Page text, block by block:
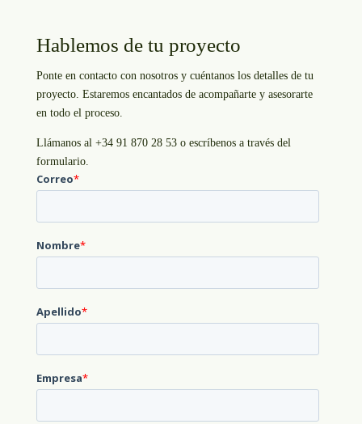
Hablemos de tu proyecto
Ponte en contacto con nosotros y cuéntanos los detalles de tu
proyecto. Estaremos encantados de acompañarte y asesorarte
en todo el proceso.
Llámanos al +34 91 870 28 53 o escríbenos a través del
formulario.